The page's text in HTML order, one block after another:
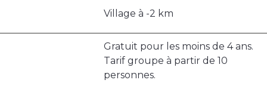
Village à -2 km
Gratuit pour les moins de 4 ans.
Tarif groupe à partir de 10
personnes.